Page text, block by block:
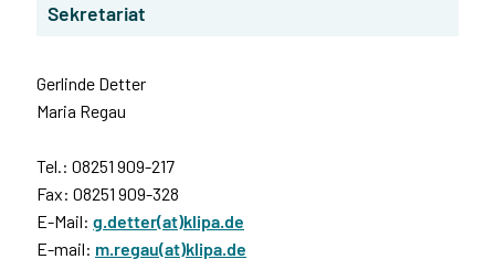
Sekretariat
Gerlinde Detter
Maria Regau
Tel.: 08251 909-217
Fax: 08251 909-328
E-Mail: g.detter(at)klipa.de
E-mail: m.regau(at)klipa.de